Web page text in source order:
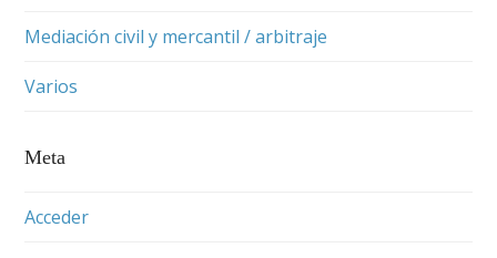
Mediación civil y mercantil / arbitraje
Varios
Meta
Acceder